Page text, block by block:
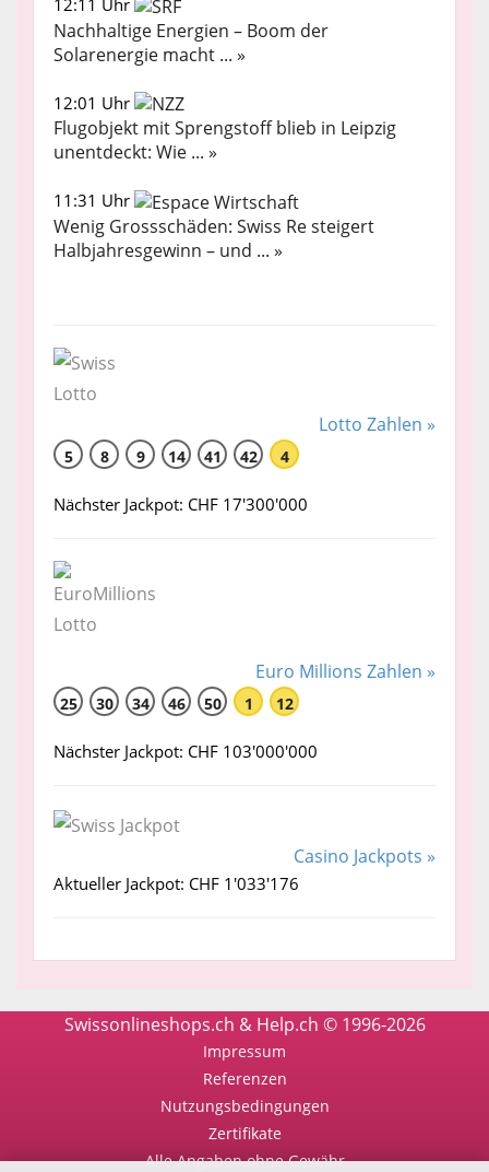
Nachhaltige Energien – Boom der
Solarenergie macht ... »
12:01 Uhr
Flugobjekt mit Sprengstoff blieb in Leipzig
unentdeckt: Wie ... »
11:31 Uhr
Wenig Grossschäden: Swiss Re steigert
Halbjahresgewinn – und ... »
Lotto Zahlen »
5 8 9 14 41 42 4
Nächster Jackpot: CHF 17'300'000
Euro Millions Zahlen »
25 30 34 46 50 1 12
Nächster Jackpot: CHF 103'000'000
Casino Jackpots »
Aktueller Jackpot: CHF 1'033'176
Swissonlineshops.ch & Help.ch © 1996-2026
Impressum
Referenzen
Nutzungsbedingungen
Zertifikate
Alle Angaben ohne Gewähr